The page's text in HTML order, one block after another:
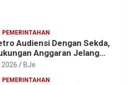
PEMERINTAHAN
Audiensi Dengan Sekda,
Anggaran Jelang
Lampung
BJe
PEMERINTAHAN